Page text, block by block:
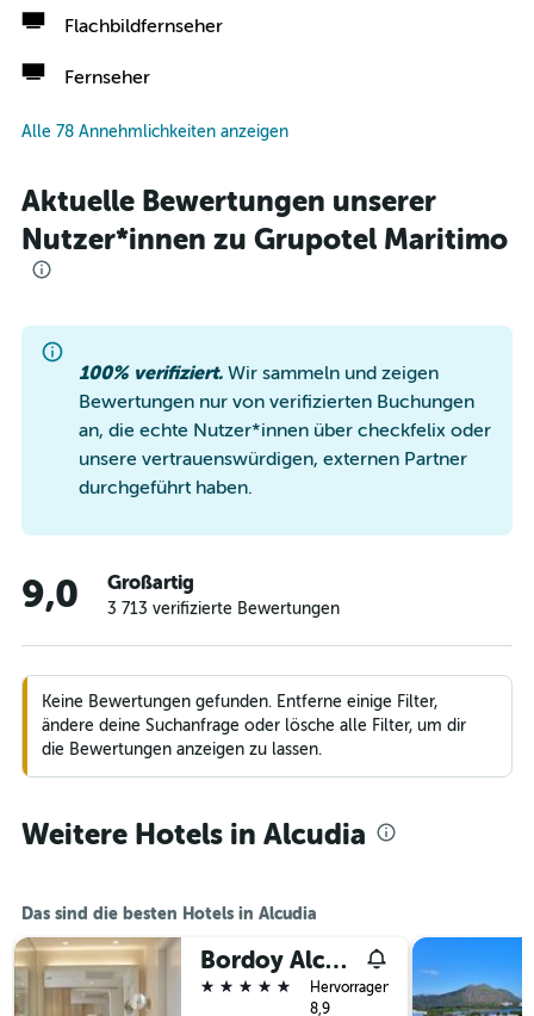
Flachbildfernseher
Fernseher
Alle 78 Annehmlichkeiten anzeigen
Aktuelle Bewertungen unserer
Nutzer*innen zu Grupotel Maritimo
100% verifiziert. Wir sammeln und zeigen
Bewertungen nur von verifizierten Buchungen
an, die echte Nutzer*innen über checkfelix oder
unsere vertrauenswürdigen, externen Partner
durchgeführt haben.
9,0 Großartig
3 713 verifizierte Bewertungen
Keine Bewertungen gefunden. Entferne einige Filter,
ändere deine Suchanfrage oder lösche alle Filter, um dir
die Bewertungen anzeigen zu lassen.
Weitere Hotels in Alcudia
Das sind die besten Hotels in Alcudia
Bordoy Alcudia Port Suites - Adult Only
5 Sterne
Hervorragend
8,9